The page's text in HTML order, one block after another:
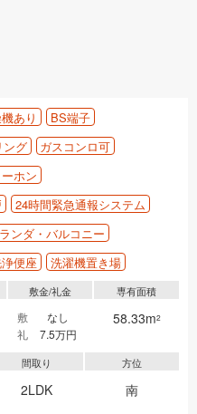
あり
BS端子
ング
ガスコンロ可
ホン
24時間緊急通報システム
ンダ・バルコニー
便座 洗濯機置き場
敷金/礼金
敷
なし
礼
7.5万円
専有面積
58.33m2
間取り
2LDK
方位
南